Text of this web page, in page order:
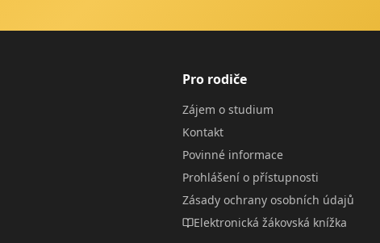
Pro rodiče
Zájem o studium
Kontakt
Povinné informace
Prohlášení o přístupnosti
Zásady ochrany osobních údajů
Elektronická žákovská knížka